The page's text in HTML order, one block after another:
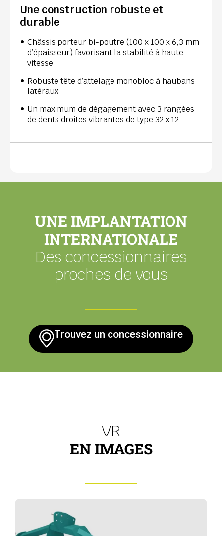
Une construction robuste et
durable
Châssis porteur bi-poutre (100 x 100 x 6,3 mm
d’épaisseur) favorisant la stabilité à haute
vitesse
Robuste tête d’attelage monobloc à haubans
latéraux
Un maximum de dégagement avec 3 rangées
de dents droites vibrantes de type 32 x 12
UNE IMPLANTATION
INTERNATIONALE
Des concessionnaires
proches de vous
Trouvez un concessionnaire
VR
EN IMAGES